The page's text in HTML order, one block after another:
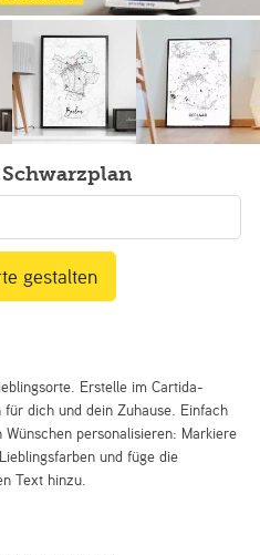
Erstelle im Cartida-
dich und dein Zuhause. Einfach
personalisieren: Markiere
und füge die
Text hinzu.
gestalten